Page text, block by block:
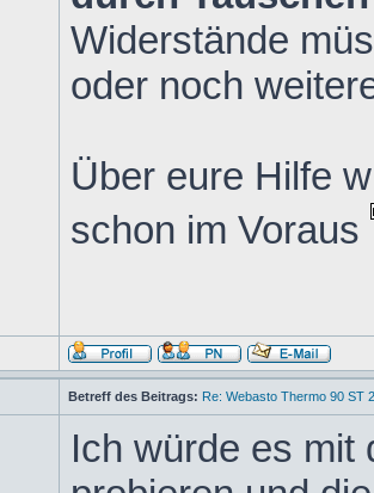
Widerstände
oder noch
Über eure Hilfe
schon im Voraus
Betreff des Beitrags: Re: Webasto Thermo 90 ST
Ich würde es mit